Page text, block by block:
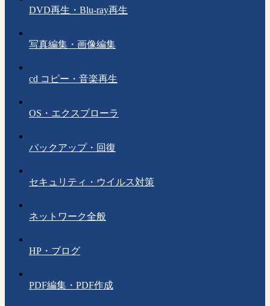
DVD再生・Blu-ray再生
写真編集・画像編集
cd コピー・音楽再生
OS・エクスプローラ
バックアップ・回復
セキュリティ・ウイルス対策
ネットワーク全般
HP・ブログ
PDF編集・PDF作成